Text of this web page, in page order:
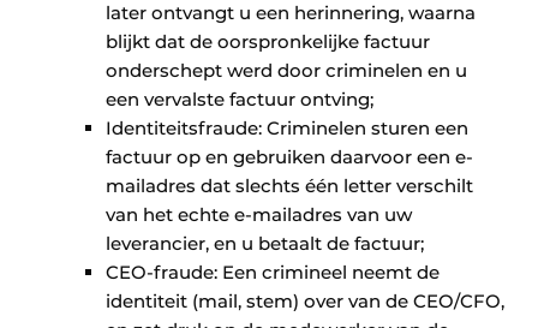
later ontvangt u een herinnering, waarna
blijkt dat de oorspronkelijke factuur
onderschept werd door criminelen en u
een vervalste factuur ontving;
Identiteitsfraude: Criminelen sturen een
factuur op en gebruiken daarvoor een e-
mailadres dat slechts één letter verschilt
van het echte e-mailadres van uw
leverancier, en u betaalt de factuur;
CEO-fraude: Een crimineel neemt de
identiteit (mail, stem) over van de CEO/CFO,